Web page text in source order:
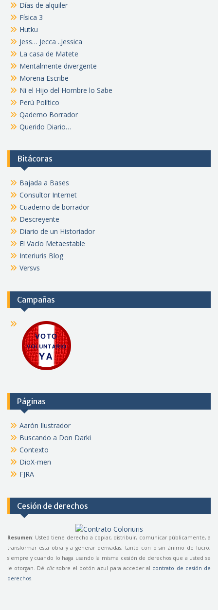
Días de alquiler
Física 3
Hutku
Jess… Jecca ..Jessica
La casa de Matete
Mentalmente divergente
Morena Escribe
Ni el Hijo del Hombre lo Sabe
Perú Político
Qaderno Borrador
Querido Diario…
Bitácoras
Bajada a Bases
Consultor Internet
Cuaderno de borrador
Descreyente
Diario de un Historiador
El Vacío Metaestable
Interiuris Blog
Versvs
Campañas
Páginas
Aarón Ilustrador
Buscando a Don Darki
Contexto
DioX-men
FJRA
Cesión de derechos
Resumen: Usted tiene derecho a copiar, distribuir, comunicar públicamente, a
transformar esta obra y a generar derivadas, tanto con o sin ánimo de lucro,
siempre y cuando lo haga usando la misma cesión de derechos que a usted se
le otorgan. Dé clicsobre el botón azul para acceder al contrato de cesión de
derechos